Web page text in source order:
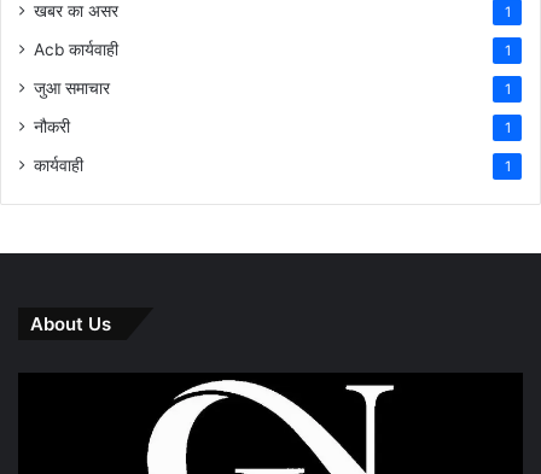
खबर का असर 1
Acb कार्यवाही 1
जुआ समाचार 1
नौकरी 1
कार्यवाही 1
About Us